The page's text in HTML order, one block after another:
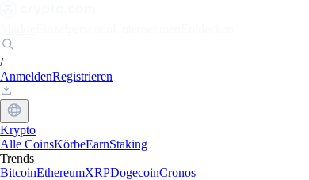
/
AnmeldenRegistrieren
Krypto
Alle CoinsKörbeEarnStaking
Trends
BitcoinEthereumXRPDogecoinCronos